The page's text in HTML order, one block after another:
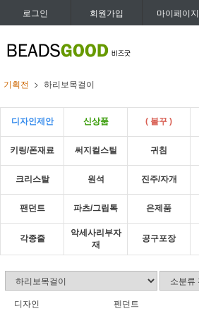
로그인 회원가입 마이페이지
기획전 하리보목걸이
디자인제안 신상품 ( 볼꾸 )
키링/폰재료 써지컬스틸 귀침
크리스탈 원석 진주/자개
팬던트 파츠/그립톡 은제품
각종줄
악세사리부자
재
공구포장
디자인 펜던트